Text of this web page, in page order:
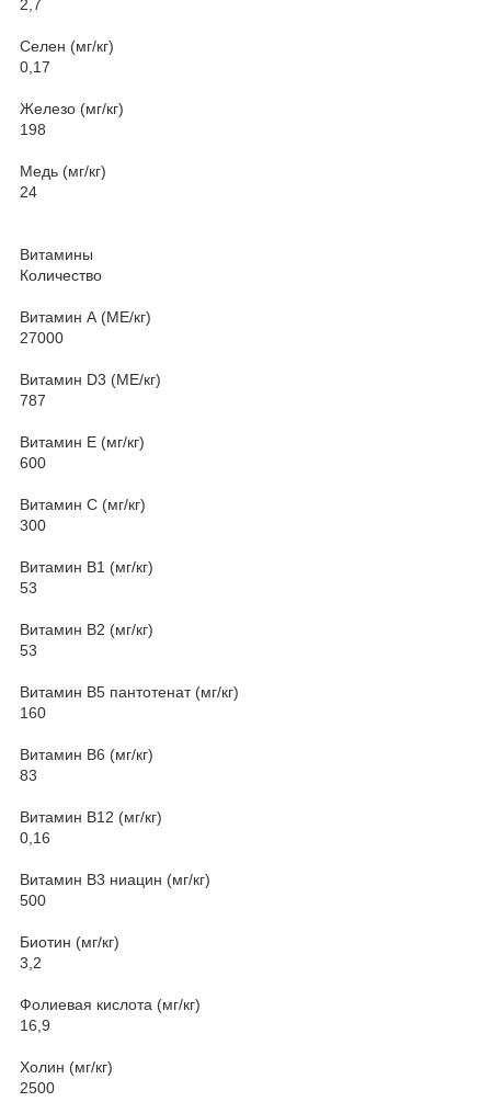
2,7
Селен (мг/кг)
0,17
Железо (мг/кг)
198
Медь (мг/кг)
24
Витамины
Количество
Витамин А (МЕ/кг)
27000
Витамин D3 (МЕ/кг)
787
Витамин Е (мг/кг)
600
Витамин С (мг/кг)
300
Витамин В1 (мг/кг)
53
Витамин В2 (мг/кг)
53
Витамин В5 пантотенат (мг/кг)
160
Витамин В6 (мг/кг)
83
Витамин В12 (мг/кг)
0,16
Витамин В3 ниацин (мг/кг)
500
Биотин (мг/кг)
3,2
Фолиевая кислота (мг/кг)
16,9
Холин (мг/кг)
2500